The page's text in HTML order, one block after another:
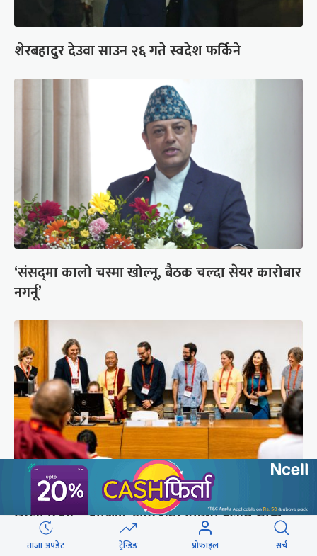
शेरबहादुर देउवा साउन २६ गते स्वदेश फर्किने
‘संसद्‍मा कालो चस्मा खोल्नू, बैठक चल्दा सेयर कारोबार
नगर्नू’
सुरक्षा रिपोर्ट : प्राज्ञिक आवरणमा तिब्बत पक्षीय भाष्य
निर्माणको योजना
ताजा अपडेट ट्रेन्डिङ प्रोफाइल सर्च